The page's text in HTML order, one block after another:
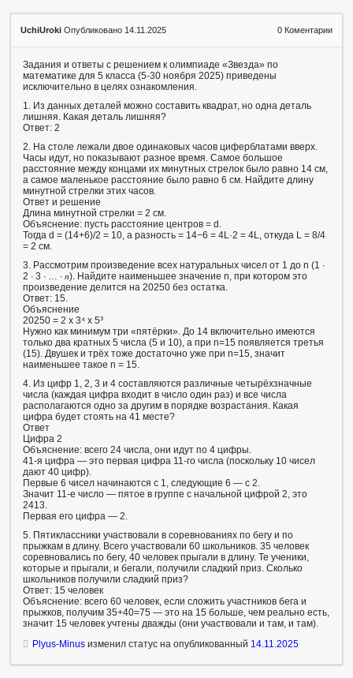
UchiUroki Опубликовано 14.11.2025 0 Коментарии
Задания и ответы с решением к олимпиаде «Звезда» по
математике для 5 класса (5-30 ноября 2025) приведены
исключительно в целях ознакомления.
1. Из данных деталей можно составить квадрат, но одна деталь
лишняя. Какая деталь лишняя?
Ответ: 2
2. На столе лежали двое одинаковых часов циферблатами вверх.
Часы идут, но показывают разное время. Самое большое
расстояние между концами их минутных стрелок было равно 14 см,
а самое маленькое расстояние было равно 6 см. Найдите длину
минутной стрелки этих часов.
Ответ и решение
Длина минутной стрелки = 2 см.
Объяснение: пусть расстояние центров = d.
Тогда d = (14+6)/2 = 10, а разность = 14−6 = 4L·2 = 4L, откуда L = 8/4
= 2 см.
3. Рассмотрим произведение всех натуральных чисел от 1 до n (1 ∙
2 ∙ 3 ∙ … ∙ 𝑛). Найдите наименьшее значение n, при котором это
произведение делится на 20250 без остатка.
Ответ: 15.
Объяснение
20250 = 2 x 3⁴ x 5³
Нужно как минимум три «пятёрки». До 14 включительно имеются
только два кратных 5 числа (5 и 10), а при n=15 появляется третья
(15). Двушек и трёх тоже достаточно уже при n=15, значит
наименьшее такое n = 15.
4. Из цифр 1, 2, 3 и 4 составляются различные четырёхзначные
числа (каждая цифра входит в число один раз) и все числа
располагаются одно за другим в порядке возрастания. Какая
цифра будет стоять на 41 месте?
Ответ
Цифра 2
Объяснение: всего 24 числа, они идут по 4 цифры.
41‑я цифра — это первая цифра 11‑го числа (поскольку 10 чисел
дают 40 цифр).
Первые 6 чисел начинаются с 1, следующие 6 — с 2.
Значит 11‑е число — пятое в группе с начальной цифрой 2, это
2413.
Первая его цифра — 2.
5. Пятиклассники участвовали в соревнованиях по бегу и по
прыжкам в длину. Всего участвовали 60 школьников. 35 человек
соревновались по бегу, 40 человек прыгали в длину. Те ученики,
которые и прыгали, и бегали, получили сладкий приз. Сколько
школьников получили сладкий приз?
Ответ: 15 человек
Объяснение: всего 60 человек, если сложить участников бега и
прыжков, получим 35+40=75 — это на 15 больше, чем реально есть,
значит 15 человек учтены дважды (они участвовали и там, и там).
Plyus-Minus изменил статус на опубликованный 14.11.2025